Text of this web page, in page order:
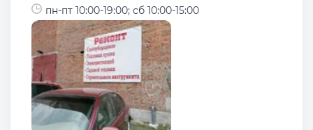
пн-пт 10:00-19:00; сб 10:00-15:00